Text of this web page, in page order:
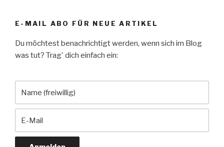
E-MAIL ABO FÜR NEUE ARTIKEL
Du möchtest benachrichtigt werden, wenn sich im Blog
was tut? Trag' dich einfach ein: